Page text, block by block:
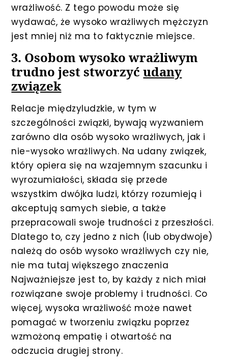
wrażliwość. Z tego powodu może się
wydawać, że wysoko wrażliwych mężczyzn
jest mniej niż ma to faktycznie miejsce.
3. Osobom wysoko wrażliwym
trudno jest stworzyćudany
związek
Relacje międzyludzkie, w tym w
szczególności związki, bywają wyzwaniem
zarówno dla osób wysoko wrażliwych, jak i
nie-wysoko wrażliwych. Na udany związek,
który opiera się na wzajemnym szacunku i
wyrozumiałości, składa się przede
wszystkim dwójka ludzi, którzy rozumieją i
akceptują samych siebie, a także
przepracowali swoje trudności z przeszłości.
Dlatego to, czy jedno z nich (lub obydwoje)
należą do osób wysoko wrażliwych czy nie,
nie ma tutaj większego znaczenia
Najważniejsze jest to, by każdy z nich miał
rozwiązane swoje problemy i trudności. Co
więcej, wysoka wrażliwość może nawet
pomagać w tworzeniu związku poprzez
wzmożoną empatię i otwartość na
odczucia drugiej strony.